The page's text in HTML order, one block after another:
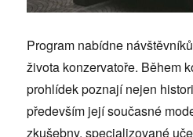
Program nabídne
života konzervatoře. Během
prohlídek poznají nejen
především její současné
zkušebny, specializované